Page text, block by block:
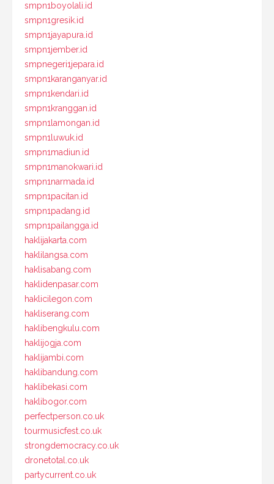
smpn1boyolali.id
smpn1gresik.id
smpn1jayapura.id
smpn1jember.id
smpnegeri1jepara.id
smpn1karanganyar.id
smpn1kendari.id
smpn1kranggan.id
smpn1lamongan.id
smpn1luwuk.id
smpn1madiun.id
smpn1manokwari.id
smpn1narmada.id
smpn1pacitan.id
smpn1padang.id
smpn1pailangga.id
haklijakarta.com
haklilangsa.com
haklisabang.com
haklidenpasar.com
haklicilegon.com
hakliserang.com
haklibengkulu.com
haklijogja.com
haklijambi.com
haklibandung.com
haklibekasi.com
haklibogor.com
perfectperson.co.uk
tourmusicfest.co.uk
strongdemocracy.co.uk
dronetotal.co.uk
partycurrent.co.uk